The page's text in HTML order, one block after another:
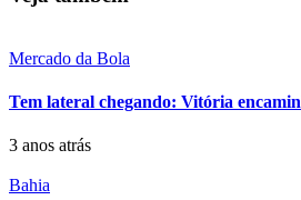
Mercado da Bola
Tem lateral chegando: Vitória
3 anos atrás
Bahia